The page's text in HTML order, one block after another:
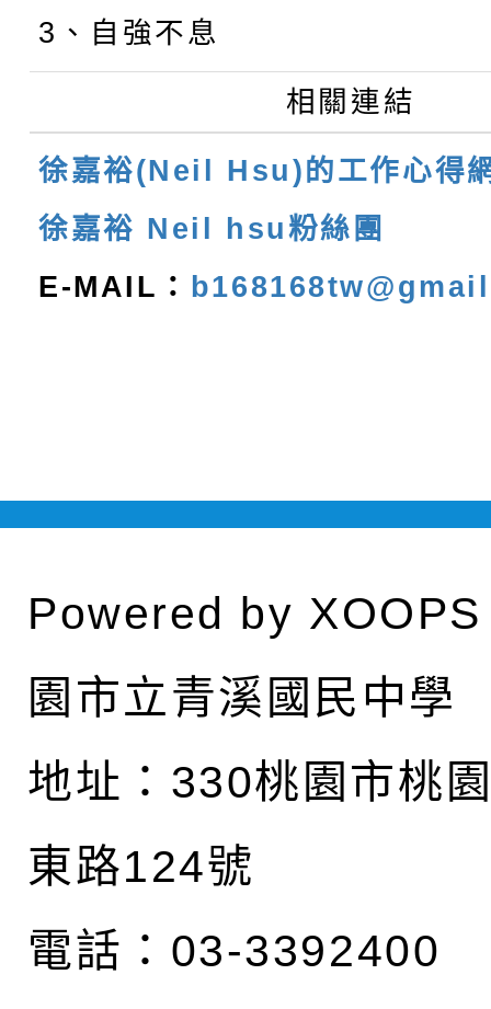
3、自強不息
相關連結
徐嘉裕(Neil Hsu)的工作心得
徐嘉裕 Neil hsu粉絲團
E-MAIL：
Powered by XOOPS
園市立青溪國民中學
地址： 330桃園市桃
東路124號
電話：03-3392400